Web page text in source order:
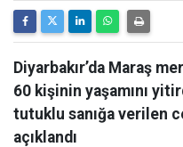
Diyarbakır’da Maraş
60 kişinin yaşamını
tutuklu sanığa verilen
açıklandı